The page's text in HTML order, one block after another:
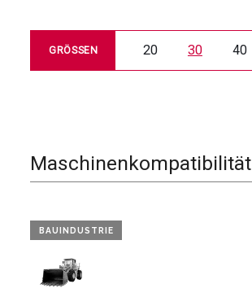
GRÖSSEN 20 30 40
Maschinenkompatibilität
BAUINDUSTRIE